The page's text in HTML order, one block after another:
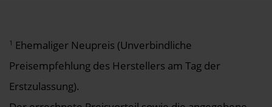
1 Ehemaliger Neupreis (Unverbindliche
Preisempfehlung des Herstellers am Tag der
Erstzulassung).